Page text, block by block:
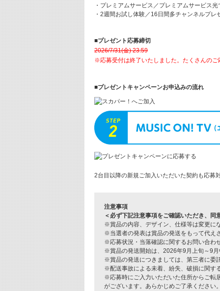
・プレミアムサービス／プレミアムサービス
・2週間お試し体験／16日間多チャンネルプ
■プレゼント応募締切
2026/7/31(金) 23:59
※応募受付は終了いたしました。たくさんの
■プレゼントキャンペーンお申込みの流れ
2台目以降の新規ご加入いただいた契約も応募
注意事項
＜必ず下記注意事項をご確認いただき、同
※賞品の内容、デザイン、仕様等は変更に
※当選者の発表は賞品の発送をもって代え
※応募状況・当落確認に関するお問い合わ
※賞品の発送開始は、2026年9月上旬～9
※賞品の発送につきましては、第三者に委
※配送事故による未着、紛失、破損に関す
※応募時にご入力いただいた住所からご転
がございます。あらかじめご了承ください